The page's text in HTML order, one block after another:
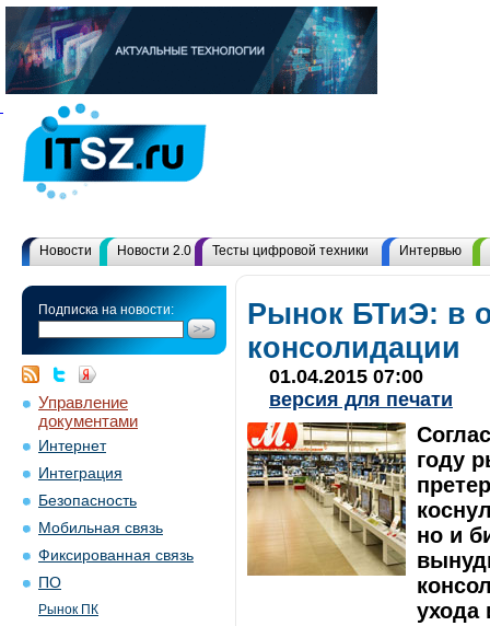
Новости Новости 2.0 Тесты цифровой техники Интервью
Подписка на новости:
Управление
документами
Интернет
Интеграция
Безопасность
Мобильная связь
Фиксированная связь
ПО
Рынок ПК
Рынок БТиЭ: в
консолидации
01.04.2015 07:00
версия для печати
году
но и
ухода